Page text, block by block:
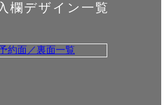
欄デザイン一覧
約面／裏面一覧